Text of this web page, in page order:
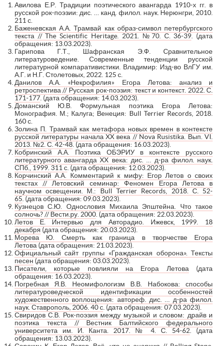
Авилова Е.Р. Традиции поэтического авангарда 1910-х гг. в
русской рок-поэзии: дис. … канд. филол. наук. Нерюнгри, 2010.
211 с.
Баженевская А.А. Трамвай как образ-символ петербургского
текста // The Scientific Heritage. 2021. №70. С. 36-39 . (дата
обращения: 13.03.2023).
Гарипова Г.Т., Шафранская Э.Ф. Сравнительное
литературоведение. Современные тенденции русской
литературной компаративистики. Владимир: Изд-во ВлГУ им.
А.Г. и Н.Г. Столетовых, 2022. 125 с.
Данилов А.А. «Некрофилия» Егора Летова: анализ и
ретроспектива // Русская рок-поэзия: текст и контекст. 2022. С.
171-177. (дата обращения: 14.03.2023).
Доманский Ю.В. Формульная поэтика Егора Летова:
Монография. М.; Калуга; Венеция: Bull Terrier Records, 2018.
160 с.
Золина П. Трамвай как метафора новых времен в контексте
русской литературы начала XX века // Nova Rusistika. Вып. VI.
2013. №2. С. 42-48. (дата обращения: 16.03.2023).
Кобринский А.А. Поэтика ОБЭРИУ в контексте русского
литературного авангарда XX века: дис. … д-ра филол. наук.
СПб., 1999. 311 с. (дата обращения: 12.03.2023).
Корчинский А.А. Комментарий к мифу: Егор Летов о своих
текстах // Летовский семинар: Феномен Егора Летова в
научном освещении. М.: Bull Terrier Records, 2018. С. 52-
65 . (дата обращения: 09.03.2023).
Кузнецов С.Ю. Однословия Михаила Эпштейна. Что такое
солночь? // Вести.ру. 2000. (дата обращения: 22.03.2023).
Летов Е. Интервью для Авторадио. Ижевск, 1999. 18
декабря (дата обращения: 20.03.2023).
Морева Ю. Смерть как граница в творчестве Егора
Летова (дата обращения: 21.03.2023).
Официальный сайт группы «Гражданская оборона». Тексты
песен (дата обращения: 03.03.2023).
Писатели, которые повлияли на Егора Летова (дата
обращения: 16.03.2023).
Погребная Я.В. Неомифологизм В.В. Набокова: способы
литературоведческой идентификации особенностей
художественного воплощения: автореф. дис. … д-ра филол.
наук. Ставрополь, 2006. 40 с. (дата обращения: 07.03.2023).
Свиридов С.В. Рок-поэзия между музыкой и словом: драйв и
поэтика текста // Вестник Балтийского федерального
университета им. И. Канта. 2017. № 4. С. 54-62 . (дата
обращения: 13.03.2023).